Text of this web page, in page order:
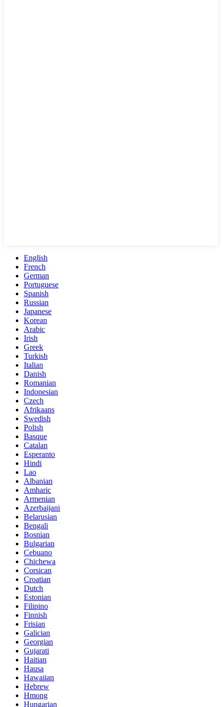
English
French
German
Portuguese
Spanish
Russian
Japanese
Korean
Arabic
Irish
Greek
Turkish
Italian
Danish
Romanian
Indonesian
Czech
Afrikaans
Swedish
Polish
Basque
Catalan
Esperanto
Hindi
Lao
Albanian
Amharic
Armenian
Azerbaijani
Belarusian
Bengali
Bosnian
Bulgarian
Cebuano
Chichewa
Corsican
Croatian
Dutch
Estonian
Filipino
Finnish
Frisian
Galician
Georgian
Gujarati
Haitian
Hausa
Hawaiian
Hebrew
Hmong
Hungarian